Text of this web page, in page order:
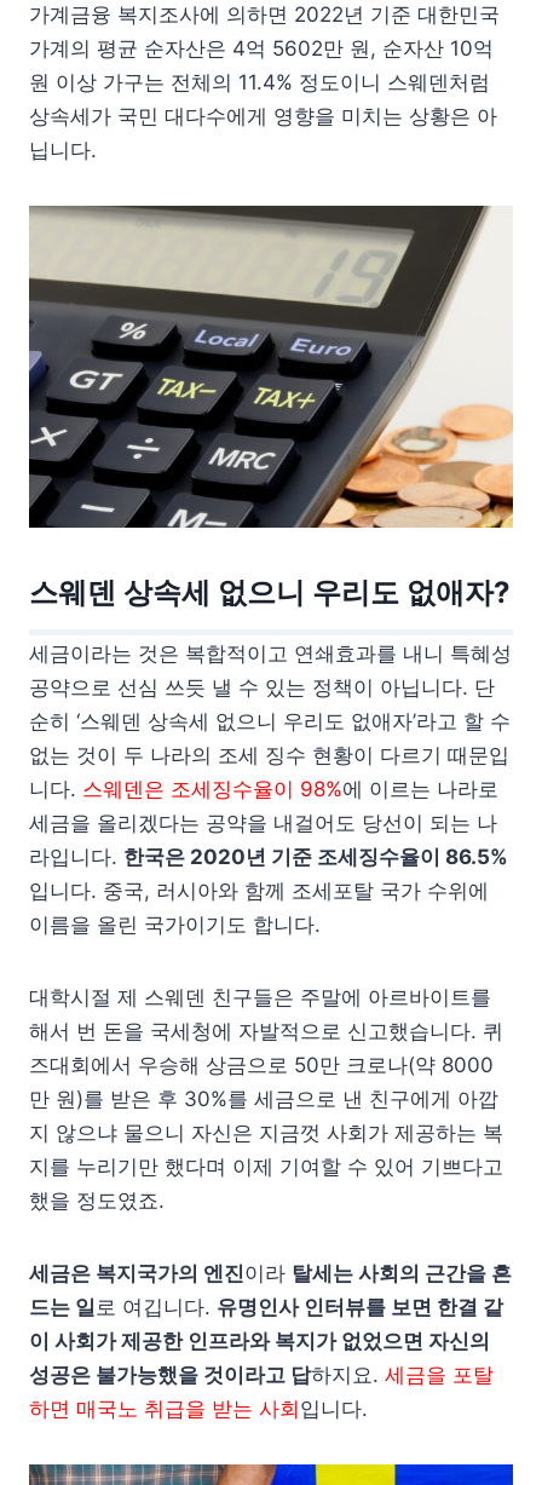
가계금융 복지조사에 의하면 2022년 기준 대한민국
가계의 평균 순자산은 4억 5602만 원, 순자산 10억
원 이상 가구는 전체의 11.4% 정도이니 스웨덴처럼
상속세가 국민 대다수에게 영향을 미치는 상황은 아
닙니다.
스웨덴 상속세 없으니 우리도 없애자?
세금이라는 것은 복합적이고 연쇄효과를 내니 특혜성
공약으로 선심 쓰듯 낼 수 있는 정책이 아닙니다. 단
순히 ‘스웨덴 상속세 없으니 우리도 없애자’라고 할 수
없는 것이 두 나라의 조세 징수 현황이 다르기 때문입
니다. 스웨덴은 조세징수율이 98%에 이르는 나라로
세금을 올리겠다는 공약을 내걸어도 당선이 되는 나
라입니다. 한국은 2020년 기준 조세징수율이 86.5%
입니다. 중국, 러시아와 함께 조세포탈 국가 수위에
이름을 올린 국가이기도 합니다.
대학시절 제 스웨덴 친구들은 주말에 아르바이트를
해서 번 돈을 국세청에 자발적으로 신고했습니다. 퀴
즈대회에서 우승해 상금으로 50만 크로나(약 8000
만 원)를 받은 후 30%를 세금으로 낸 친구에게 아깝
지 않으냐 물으니 자신은 지금껏 사회가 제공하는 복
지를 누리기만 했다며 이제 기여할 수 있어 기쁘다고
했을 정도였죠.
세금은 복지국가의 엔진이라 탈세는 사회의 근간을 흔
드는 일로 여깁니다. 유명인사 인터뷰를 보면 한결 같
이 사회가 제공한 인프라와 복지가 없었으면 자신의
성공은 불가능했을 것이라고 답하지요. 세금을 포탈
하면 매국노 취급을 받는 사회 입니다.